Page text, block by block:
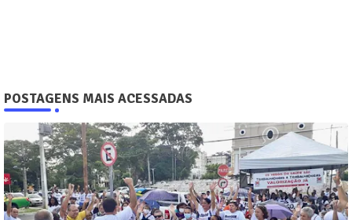
POSTAGENS MAIS ACESSADAS